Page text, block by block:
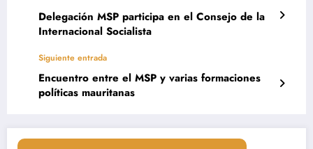
Delegación MSP participa en el Consejo de la
Internacional Socialista
Siguiente entrada
Encuentro entre el MSP y varias formaciones
políticas mauritanas